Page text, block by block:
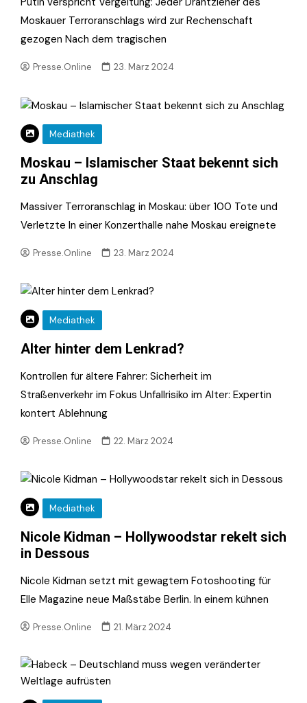
Moskauer Terroranschlags wird zur Rechenschaft
gezogen Nach dem tragischen
Presse.Online 23. März 2024
Mediathek
Moskau – Islamischer Staat bekennt sich
zu Anschlag
Massiver Terroranschlag in Moskau: über 100 Tote und
Verletzte In einer Konzerthalle nahe Moskau ereignete
Presse.Online 23. März 2024
Mediathek
Alter hinter dem Lenkrad?
Kontrollen für ältere Fahrer: Sicherheit im
Straßenverkehr im Fokus Unfallrisiko im Alter: Expertin
kontert Ablehnung
Presse.Online 22. März 2024
Mediathek
Nicole Kidman – Hollywoodstar rekelt sich
in Dessous
Nicole Kidman setzt mit gewagtem Fotoshooting für
Elle Magazine neue Maßstäbe Berlin. In einem kühnen
Presse.Online 21. März 2024